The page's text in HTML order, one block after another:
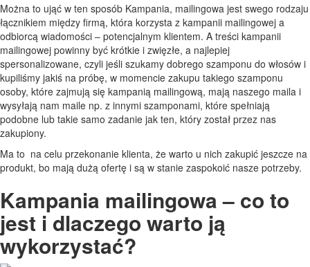
Można to ująć w ten sposób Kampania, mailingowa jest swego rodzaju
łącznikiem między firmą, która korzysta z kampanii mailingowej a
odbiorcą wiadomości – potencjalnym klientem. A treści kampanii
mailingowej powinny być krótkie i zwięzłe, a najlepiej
spersonalizowane, czyli jeśli szukamy dobrego szamponu do włosów i
kupiliśmy jakiś na próbę, w momencie zakupu takiego szamponu
osoby, które zajmują się kampanią mailingową, mają naszego maila i
wysyłają nam maile np. z innymi szamponami, które spełniają
podobne lub takie samo zadanie jak ten, który został przez nas
zakupiony.
Ma to na celu przekonanie klienta, że warto u nich zakupić jeszcze na
produkt, bo mają dużą ofertę i są w stanie zaspokoić nasze potrzeby.
Kampania mailingowa – co to
jest i dlaczego warto ją
wykorzystać?